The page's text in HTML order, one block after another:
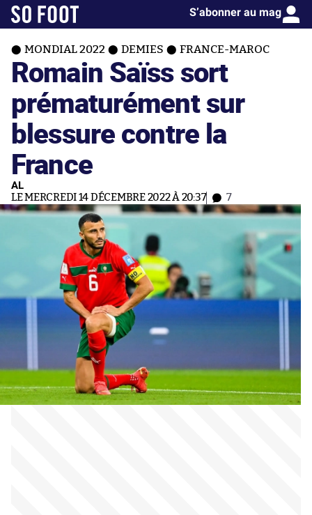
S’abonner au mag
MONDIAL 2022 DEMIES FRANCE-MAROC
Romain Saïss sort
prématurément sur
blessure contre la
France
AL
LE MERCREDI 14 DÉCEMBRE 2022 À 20:37 7